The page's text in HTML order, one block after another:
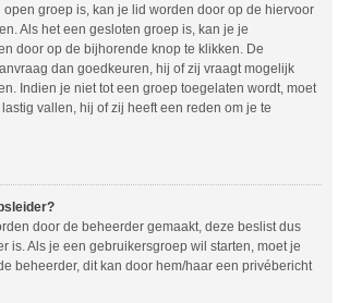
open groep is, kan je lid worden door op de hiervoor
Als het een gesloten groep is, kan je je
door op de bijhorende knop te klikken. De
dan goedkeuren, hij of zij vraagt mogelijk
Indien je niet tot een groep toegelaten wordt, moet
vallen, hij of zij heeft een reden om je te
door de beheerder gemaakt, deze beslist dus
is. Als je een gebruikersgroep wil starten, moet je
beheerder, dit kan door hem/haar een privébericht